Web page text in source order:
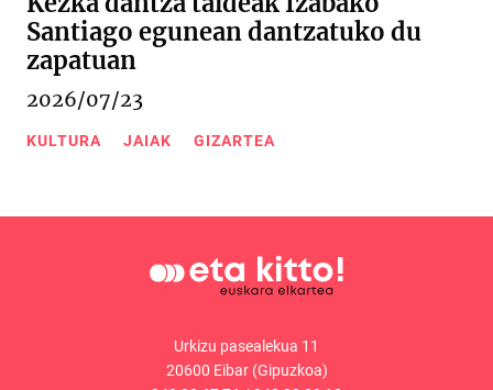
Santiago egunean dantzatuko du
zapatuan
2026/07/23
KULTURA JAIAK GIZARTEA
Urkizu pasealekua 11
20600 Eibar (Gipuzkoa)